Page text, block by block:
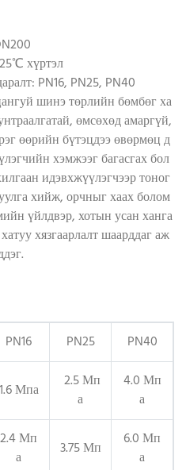
хүртэл
PN16, PN25, PN40
шинэ төрлийн бөмбөг ха
өмсөхөд амаргүй,
өөрийн бүтэцдээ өвөрмөц д
хэмжээг багасгах бол
идэвхжүүлэгчээр тоног
хийж, орчныг хаах болом
үйлдвэр, хотын усан ханга
хязгаарлалт шаарддаг аж
PN16 PN25 PN40
1.6 Мпа
2.5 Мп
а
4.0 Мп
а
2.4 Мп
а
3.75 Мп
6.0 Мп
а